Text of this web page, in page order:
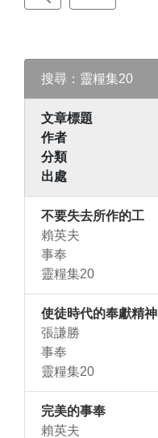
搜尋：靈糧集20
文章標題
作者
分類
出處
不要失去所作的工
賴英夫
事奉
靈糧集20
使徒時代的奉獻精神
張謙勝
事奉
靈糧集20
完美的事奉
賴英夫